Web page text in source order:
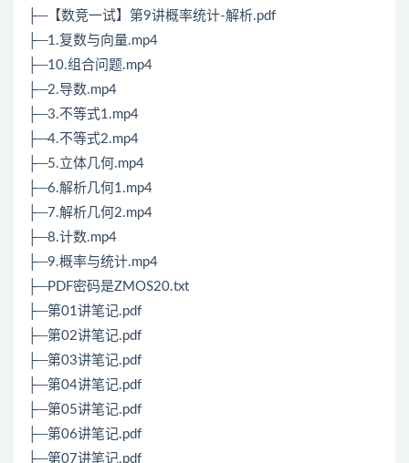
├─【数竞一试】第9讲概率统计-解析.pdf
├─1.复数与向量.mp4
├─10.组合问题.mp4
├─2.导数.mp4
├─3.不等式1.mp4
├─4.不等式2.mp4
├─5.立体几何.mp4
├─6.解析几何1.mp4
├─7.解析几何2.mp4
├─8.计数.mp4
├─9.概率与统计.mp4
├─PDF密码是ZMOS20.txt
├─第01讲笔记.pdf
├─第02讲笔记.pdf
├─第03讲笔记.pdf
├─第04讲笔记.pdf
├─第05讲笔记.pdf
├─第06讲笔记.pdf
├─第07讲笔记.pdf